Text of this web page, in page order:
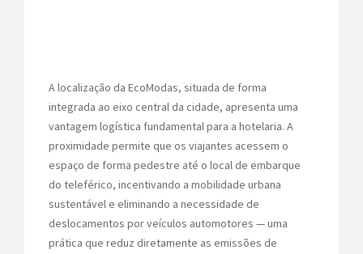
A localização da EcoModas, situada de forma
integrada ao eixo central da cidade, apresenta uma
vantagem logística fundamental para a hotelaria. A
proximidade permite que os viajantes acessem o
espaço de forma pedestre até o local de embarque
do teleférico, incentivando a mobilidade urbana
sustentável e eliminando a necessidade de
deslocamentos por veículos automotores — uma
prática que reduz diretamente as emissões de